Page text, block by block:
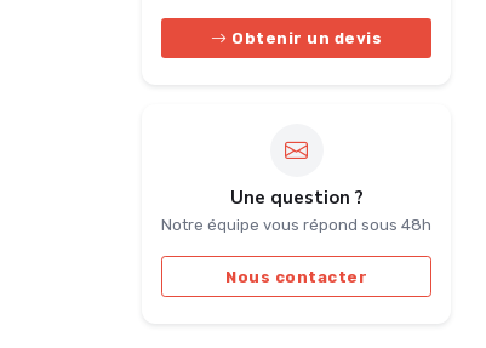
Obtenir un devis
Une question ?
Notre équipe vous répond sous 48h
Nous contacter